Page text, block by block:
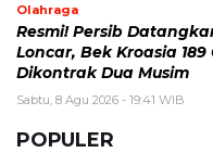
Olahraga
Resmi! Persib
Loncar, Bek Kroasia 189
Dikontrak Dua Musim
Sabtu, 8 Agu 2026 - 19:41 WIB
POPULER